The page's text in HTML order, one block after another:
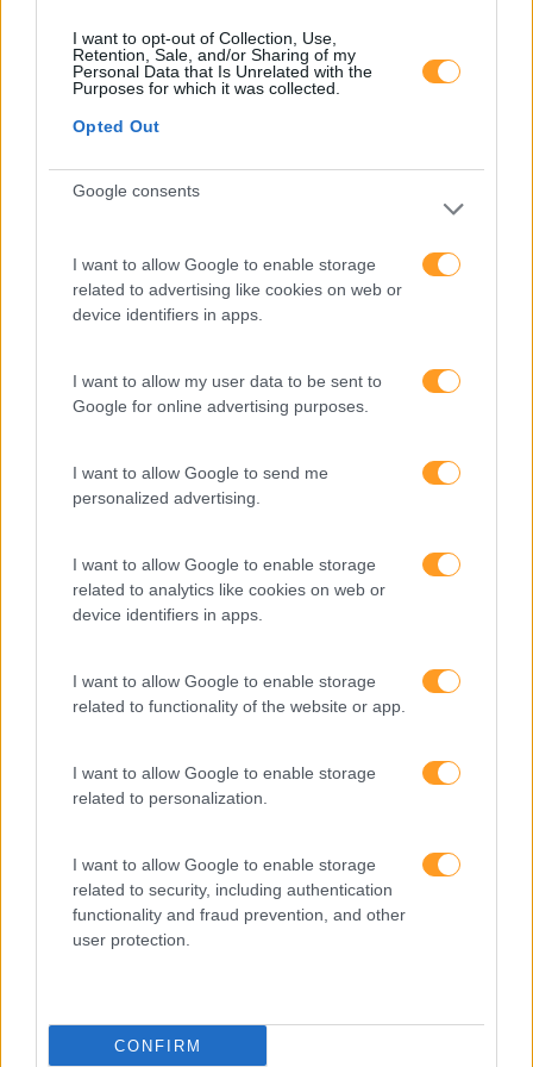
I want to opt-out of Collection, Use,
Retention, Sale, and/or Sharing of my
Personal Data that Is Unrelated with the
Purposes for which it was collected.
Opted Out
Google consents
I want to allow Google to enable storage
related to advertising like cookies on web or
device identifiers in apps.
I want to allow my user data to be sent to
Google for online advertising purposes.
I want to allow Google to send me
personalized advertising.
I want to allow Google to enable storage
related to analytics like cookies on web or
device identifiers in apps.
I want to allow Google to enable storage
related to functionality of the website or app.
I want to allow Google to enable storage
related to personalization.
I want to allow Google to enable storage
related to security, including authentication
functionality and fraud prevention, and other
user protection.
CONFIRM
produtividade
O futuro dos líderes é
decidir com base em
exigem pensamento
crítico
Fazer perguntas tira-nos
do piloto automático
“Formação em IA para
Raquel Rebelo, CEO da
SKOLAE Formação, fala
Formações ajustadas
FORMAÇÕES À